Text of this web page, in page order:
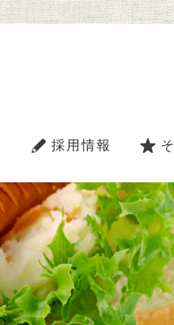
採用情報